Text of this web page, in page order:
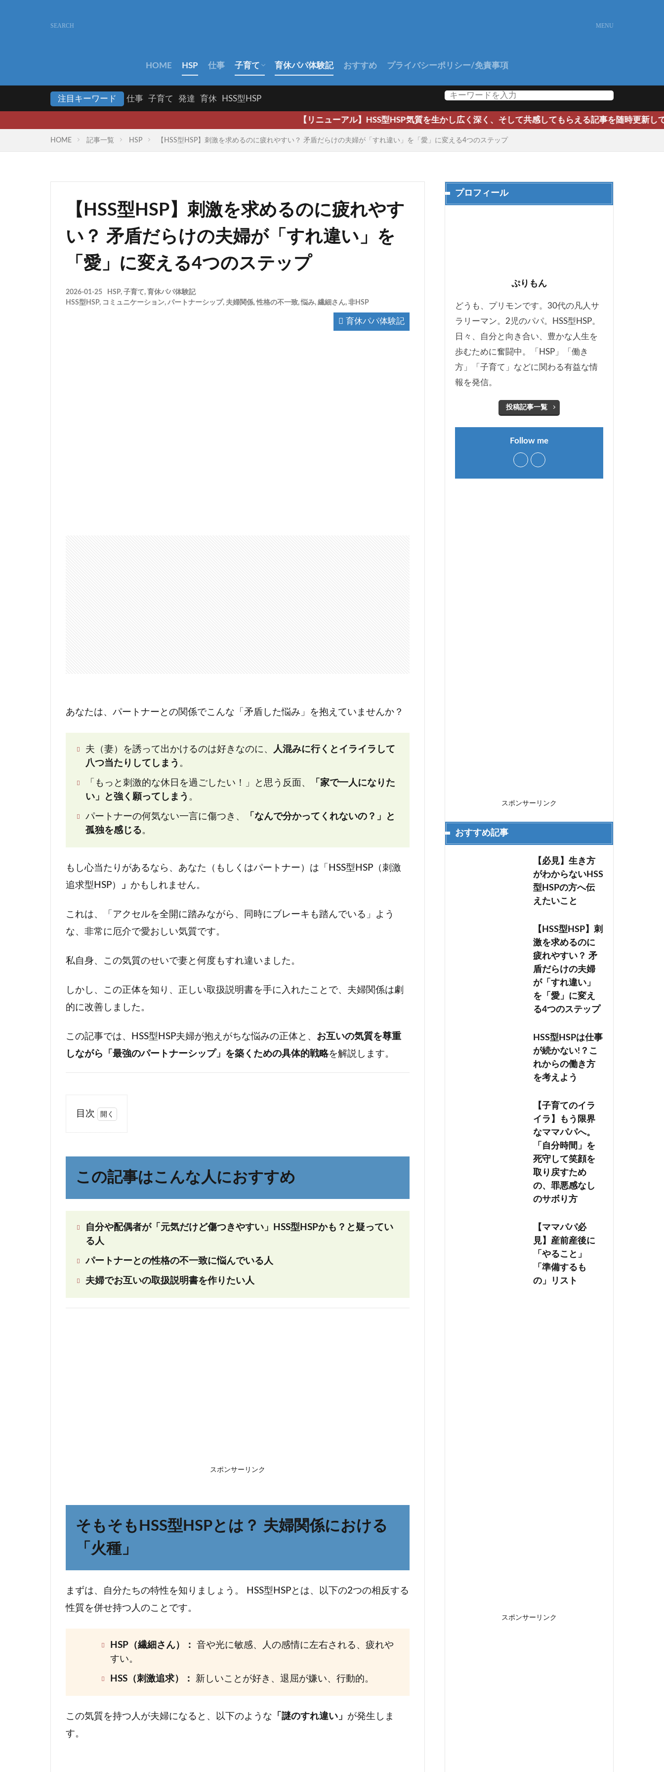
HOME HSP 仕事 子育て 育休パパ体験記 おすすめ プライバシーポリシー/免責事項
注目キーワード 仕事 子育て 発達 育休 HSS型HSP
【リニューアル】HSS型HSP気質を生かし広く深く、そして共感してもらえる記事を随時更新していきます。よろしくお
HOME 記事一覧 HSP 【HSS型HSP】刺激を求めるのに疲れやすい？ 矛盾だらけの夫婦が「すれ違い」を「愛」に変える4つのステップ
【HSS型HSP】刺激を求めるのに疲れやす
い？ 矛盾だらけの夫婦が「すれ違い」を
「愛」に変える4つのステップ
2026-01-25 HSP, 子育て, 育休パパ体験記
HSS型HSP, コミュニケーション, パートナーシップ, 夫婦関係,性格の不一致,悩み, 繊細さん, 非HSP
育休パパ体験記
あなたは、パートナーとの関係でこんな「矛盾した悩み」を抱えていませんか？
夫（妻）を誘って出かけるのは好きなのに、 人混みに行くとイライラして
八つ当たりしてしまう 。
「もっと刺激的な休日を過ごしたい！」と思う反面、
「家で一人になりた
い」と強く願ってしまう 。
パートナーの何気ない一言に傷つき、
「なんで分かってくれないの？」と
孤独を感じる。
もし心当たりがあるなら、あなた（もしくはパートナー）は「HSS型HSP（刺激
追求型HSP）
」 かもしれません。
これは、「アクセルを全開に踏みながら、同時にブレーキも踏んでいる」よう
な、非常に厄介で愛おしい気質です。
私自身、この気質のせいで妻と何度もすれ違いました。
しかし、この正体を知り、正しい取扱説明書を手に入れたことで、夫婦関係は劇
的に改善しました。
この記事では、HSS型HSP夫婦が抱えがちな悩みの正体と、 お互いの気質を尊重
しながら「最強のパートナーシップ」を築くための具体的戦略を解説します。
目次
の
事
な
す
2.1
よく
ある
夫婦
トラ
ブル
ター
ン
夫婦
「あ
この記事はこんな人におすすめ
自分や配偶者が「元気だけど傷つきやすい」HSS型HSPかも？と疑ってい
る人
パートナーとの性格の不一致に悩んでいる人
夫婦でお互いの取扱説明書を作りたい人
スポンサーリンク
そもそもHSS型HSPとは？ 夫婦関係における
「火種」
まずは、自分たちの特性を知りましょう。 HSS型HSPとは、以下の2つの相反する
性質を併せ持つ人のことです。
HSP（繊細さん）：
音や光に敏感、人の感情に左右される、疲れや
すい。
HSS（刺激追求）： 新しいことが好き、退屈が嫌い、行動的。
この気質を持つ人が夫婦になると、以下のような 「謎のすれ違い」 が発生しま
す。
プロフィール
ぷりもん
どうも、プリモンです。30代の凡人サ
ラリーマン。2児のパパ。HSS型HSP。
日々、自分と向き合い、豊かな人生を
歩むために奮闘中。「HSP」「働き
方」「子育て」などに関わる有益な情
報を発信。
投稿記事一覧
Follow me
スポンサーリンク
おすすめ記事
【必見】生き方
がわからないHSS
型HSPの方へ伝
えたいこと
【HSS型HSP】刺
激を求めるのに
疲れやすい？ 矛
盾だらけの夫婦
が「すれ違い」
を「愛」に変え
る4つのステップ
HSS型HSPは仕事
が続かない!？こ
れからの働き方
を考えよう
【子育てのイラ
イラ】もう限界
なママパパへ。
「自分時間」を
死守して笑顔を
取り戻すため
の、罪悪感なし
のサボり方
【ママパパ必
見】産前産後に
「やること」
「準備するも
の」リスト
スポンサーリンク